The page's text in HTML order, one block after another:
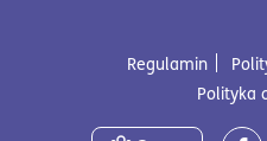
Regulamin
Polityka